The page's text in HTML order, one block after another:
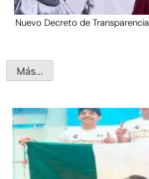
Nuevo Decreto de
Más...